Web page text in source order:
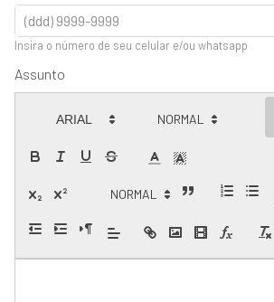
Insira o número de seu celular e/ou whatsapp
Assunto